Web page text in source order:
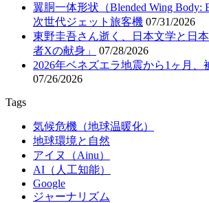
翼胴一体形状（Blended Wing Body:
次世代ジェット旅客機 07/31/2026
東野圭吾さん逝く、日本文学と日
者Xの献身」
07/28/2026
2026年ベネズエラ地震から1ヶ月、
07/26/2026
Tags
気候危機（地球温暖化）
地球環境と自然
アイヌ（Ainu）
AI（人工知能）
Google
ジャーナリズム